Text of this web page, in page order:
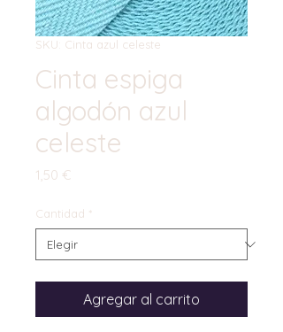
SKU: Cinta azul celeste
Cinta espiga
algodón azul
celeste
1,50 €
Cantidad *
Agregar al carrito